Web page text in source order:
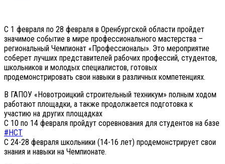
С 1 февраля по 28 февраля в Оренбургской области пройдет
значимое событие в мире профессионального мастерства –
региональный Чемпионат «Профессионалы». Это мероприятие
соберет лучших представителей рабочих профессий, студентов,
школьников и молодых специалистов, готовых
продемонстрировать свои навыки в различных компетенциях.
В ГАПОУ «Новотроицкий строительный техникум» полным ходом
работают площадки, а также продолжается подготовка к
участию на других площадках
С 10 по 14 февраля пройдут соревнования для студентов на базе
#НСТ
С 24-28 февраля школьники (14-16 лет) продемонстрирует свои
знания и навыки на Чемпионате.